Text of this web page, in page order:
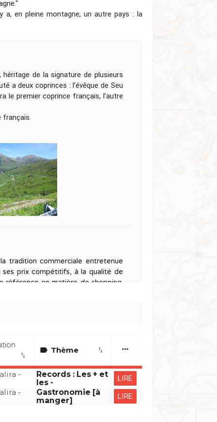
a, en pleine montagne, un autre pays : la
de la signature de plusieurs
a deux coprinces : l’évêque de Seu
le premier coprince français, l’autre
français.
tradition commerciale entretenue
prix compétitifs, à la qualité de
référence en matière de shopping.
et les nouvelles tendances
seuil fixé pas les franchises
import_export
label Thème import_export more_horiz
-
Records : Les + et
les -
LIRE
-
Gastronomie [à
manger]
LIRE